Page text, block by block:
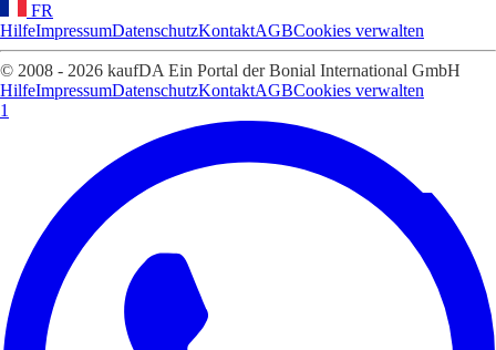
FR
HilfeImpressumDatenschutzKontaktAGBCookies verwalten
© 2008 - 2026 kaufDA Ein Portal der Bonial International GmbH
HilfeImpressumDatenschutzKontaktAGBCookies verwalten
1